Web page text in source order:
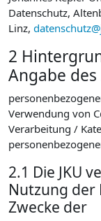
Datenschutz,
Linz,
2
Angabe
Verwendung von
Verarbeitung /
2.1 Die JKU
Nutzung
Zwecke der